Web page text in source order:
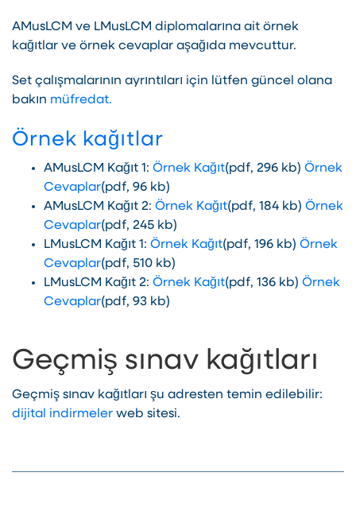
AMusLCM ve LMusLCM diplomalarına ait örnek
kağıtlar ve örnek cevaplar aşağıda mevcuttur.
Set çalışmalarının ayrıntıları için lütfen güncel olana
bakın müfredat.
Örnek kağıtlar
AMusLCM Kağıt 1: Örnek Kağıt(pdf, 296 kb) Örnek
Cevaplar(pdf, 96 kb)
AMusLCM Kağıt 2: Örnek Kağıt(pdf, 184 kb) Örnek
Cevaplar(pdf, 245 kb)
LMusLCM Kağıt 1: Örnek Kağıt(pdf, 196 kb) Örnek
Cevaplar(pdf, 510 kb)
LMusLCM Kağıt 2: Örnek Kağıt(pdf, 136 kb) Örnek
Cevaplar(pdf, 93 kb)
Geçmiş sınav kağıtları
Geçmiş sınav kağıtları şu adresten temin edilebilir:
dijital indirmeler web sitesi.